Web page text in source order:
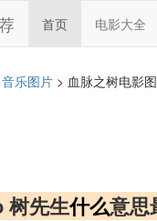
首页 电影大全
音乐图片 > 血脉之树电影
树先生什么意思